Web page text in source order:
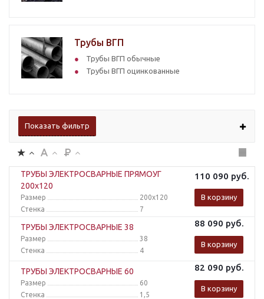
Трубы ВГП
Трубы ВГП обычные
Трубы ВГП оцинкованные
Показать фильтр
ТРУБЫ ЭЛЕКТРОСВАРНЫЕ ПРЯМОУГ
200x120
Размер
200x120
Стенка
7
110 090 руб.
В корзину
ТРУБЫ ЭЛЕКТРОСВАРНЫЕ 38
Размер
38
Стенка
4
88 090 руб.
В корзину
ТРУБЫ ЭЛЕКТРОСВАРНЫЕ 60
Размер
60
Стенка
1,5
82 090 руб.
В корзину